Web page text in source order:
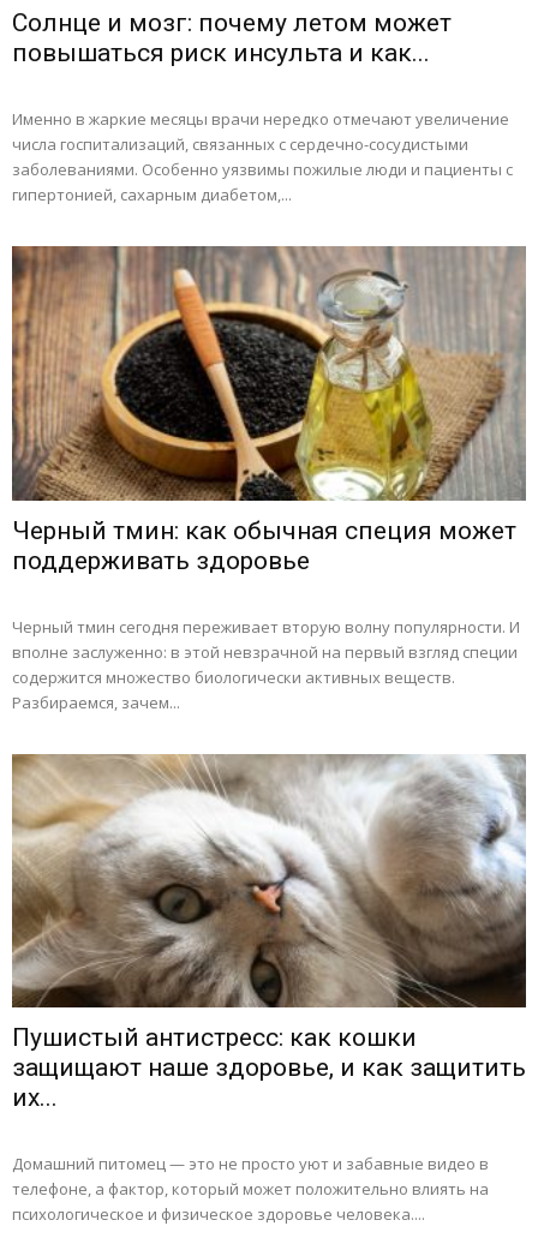
Солнце и мозг: почему летом может
повышаться риск инсульта и как...
Именно в жаркие месяцы врачи нередко отмечают увеличение
числа госпитализаций, связанных с сердечно-сосудистыми
заболеваниями. Особенно уязвимы пожилые люди и пациенты с
гипертонией, сахарным диабетом,...
Черный тмин: как обычная специя может
поддерживать здоровье
Черный тмин сегодня переживает вторую волну популярности. И
вполне заслуженно: в этой невзрачной на первый взгляд специи
содержится множество биологически активных веществ.
Разбираемся, зачем...
Пушистый антистресс: как кошки
защищают наше здоровье, и как защитить
их...
Домашний питомец — это не просто уют и забавные видео в
телефоне, а фактор, который может положительно влиять на
психологическое и физическое здоровье человека....